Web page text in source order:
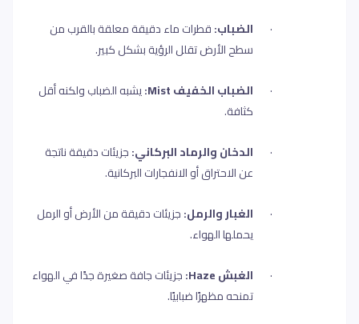
·
الضباب:قطرات ماء دقيقة معلقة بالقرب من
سطح الأرض تقلل الرؤية بشكل كبير.
·
الضباب الخفيفMist
:يشبه الضباب ولكنه أقل
كثافة.
·
الدخان والرماد البركاني:جزيئات دقيقة ناتجة
عن الاحتراق أو الانفجارات البركانية.
·
الغبار والرمل:جزيئات دقيقة من الأرض أو الرمل
يحملها الهواء.
·
الغبشHaze
:جزيئات جافة صغيرة جدًا في الهواء
تمنحه مظهرًا ضبابيًا.